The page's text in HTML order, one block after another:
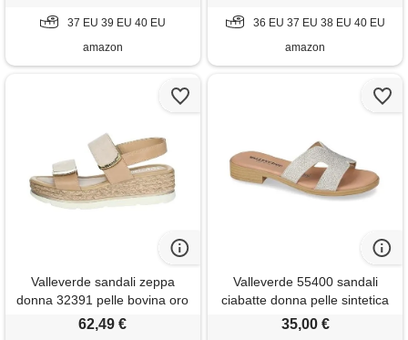
37 EU 39 EU 40 EU
amazon
numero, media, 40)
36 EU 37 EU 38 EU 40 EU
amazon
Valleverde sandali zeppa
donna 32391 pelle bovina oro
- 37
62,49 €
Valleverde 55400 sandali
ciabatte donna pelle sintetica
ghiaccio tacco grosso 2cm
35,00 €